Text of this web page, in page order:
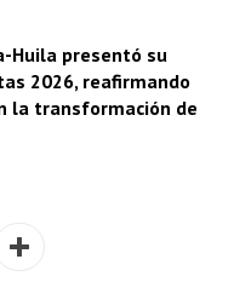
Huila presentó su
2026, reafirmando
la transformación de